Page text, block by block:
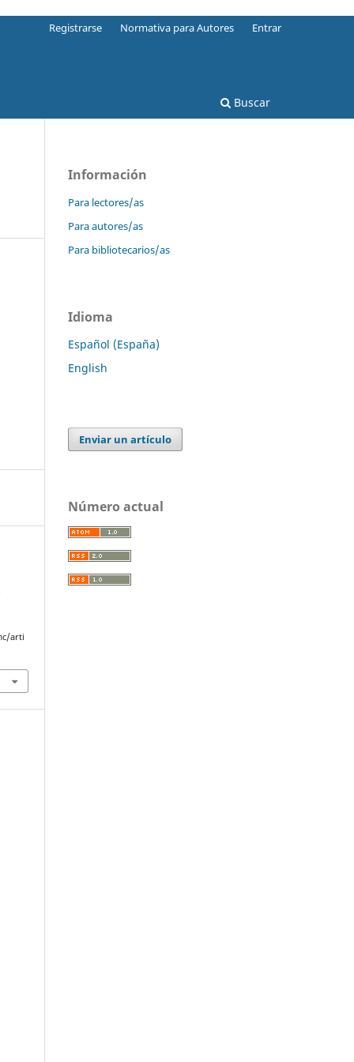
Buscar
Registrarse Normativa para Autores Entrar
arti
Información
Para lectores/as
Para autores/as
Para bibliotecarios/as
Idioma
Español (España)
English
Enviar un artículo
Número actual